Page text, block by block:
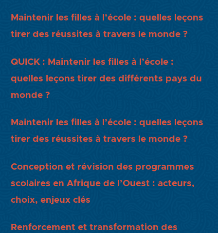
Maintenir les filles à l’école : quelles leçons
tirer des réussites à travers le monde ?
QUICK : Maintenir les filles à l’école :
quelles leçons tirer des différents pays du
monde ?
Maintenir les filles à l’école : quelles leçons
tirer des réussites à travers le monde ?
Conception et révision des programmes
scolaires en Afrique de l’Ouest : acteurs,
choix, enjeux clés
Renforcement et transformation des